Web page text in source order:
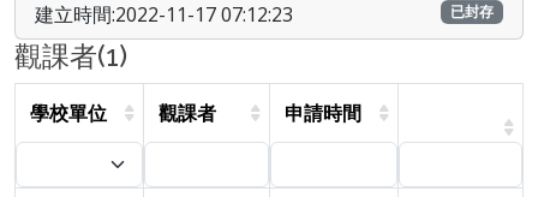
建立時間:2022-11-17 07:12:23 已封存
觀課者(1)
學校單位 觀課者 申請時間